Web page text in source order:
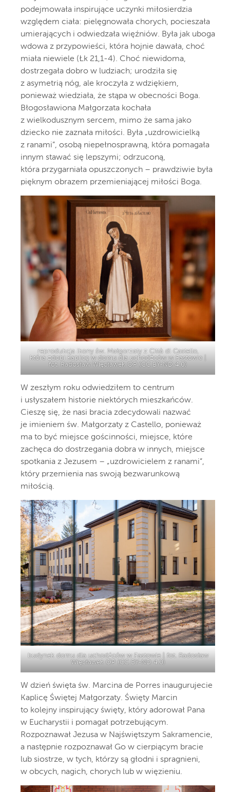
podejmowała inspirujące uczynki miłosierdzia
względem ciała: pielęgnowała chorych, pocieszała
umierających i odwiedzała więźniów. Była jak uboga
wdowa z przypowieści, która hojnie dawała, choć
miała niewiele (Łk 21,1-4). Choć niewidoma,
dostrzegała dobro w ludziach; urodziła się
z asymetrią nóg, ale kroczyła z wdziękiem,
ponieważ wiedziała, że stąpa w obecności Boga.
Błogosławiona Małgorzata kochała
z wielkodusznym sercem, mimo że sama jako
dziecko nie zaznała miłości. Była „uzdrowicielką
z ranami”, osobą niepełnosprawną, która pomagała
innym stawać się lepszymi; odrzuconą,
która przygarniała opuszczonych – prawdziwie była
pięknym obrazem przemieniającej miłości Boga.
reprodukcja ikony św. Małgorzaty z Città di Castello,
która zdobi kaplicę w domu dla uchodźców w Fastowie |
fot. Radosław Więcławek OP (CC BY-ND 4.0)
W zeszłym roku odwiedziłem to centrum
i usłyszałem historie niektórych mieszkańców.
Cieszę się, że nasi bracia zdecydowali nazwać
je imieniem św. Małgorzaty z Castello, ponieważ
ma to być miejsce gościnności, miejsce, które
zachęca do dostrzegania dobra w innych, miejsce
spotkania z Jezusem – „uzdrowicielem z ranami”,
który przemienia nas swoją bezwarunkową
miłością.
budynek domu dla uchodźców w Fastowie | fot. Radosław
Więcławek OP (CC BY-ND 4.0)
W dzień święta św. Marcina de Porres inaugurujecie
Kaplicę Świętej Małgorzaty. Święty Marcin
to kolejny inspirujący święty, który adorował Pana
w Eucharystii i pomagał potrzebującym.
Rozpoznawał Jezusa w Najświętszym Sakramencie,
a następnie rozpoznawał Go w cierpiącym bracie
lub siostrze, w tych, którzy są głodni i spragnieni,
w obcych, nagich, chorych lub w więzieniu.